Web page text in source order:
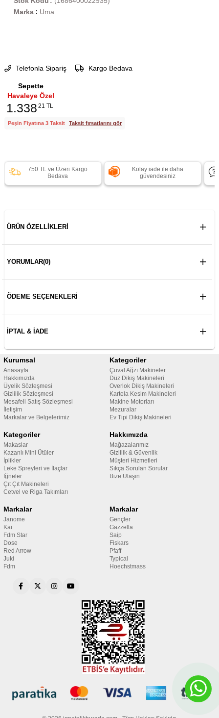
Marka : Uma
Telefonla Sipariş Kargo Bedava
Sepette
Havaleye Özel
1.338 21 TL
Peşin Fiyatına 3 Taksit Taksit fırsatlarını gör
750 TL ve Üzeri Kargo
Bedava
Kolay iade ile daha
güvendesiniz
ÜRÜN ÖZELLIKLERI
YORUMLAR(0)
ÖDEME SEÇENEKLERI
İPTAL & İADE
Kurumsal
Anasayfa
Hakkımızda
Üyelik Sözleşmesi
Gizlilik Sözleşmesi
Mesafeli Satış Sözleşmesi
İletişim
Markalar ve Belgelerimiz
Kategoriler
Çuval Ağzı Makineler
Düz Dikiş Makineleri
Overlok Dikiş Makineleri
Kartela Kesim Makineleri
Makine Motorları
Mezuralar
Ev Tipi Dikiş Makineleri
Kategoriler
Makaslar
Kazanlı Mini Ütüler
İplikler
Leke Spreyleri ve İlaçlar
İğneler
Çıt Çıt Makineleri
Cetvel ve Riga Takımları
Hakkımızda
Mağazalarımız
Gizlilik & Güvenlik
Müşteri Hizmetleri
Sıkça Sorulan Sorular
Bize Ulaşın
Markalar
Janome
Kai
Fdm Star
Dose
Red Arrow
Juki
Fdm
Markalar
Gençler
Gazzella
Saip
Fiskars
Pfaff
Typical
Hoechstmass